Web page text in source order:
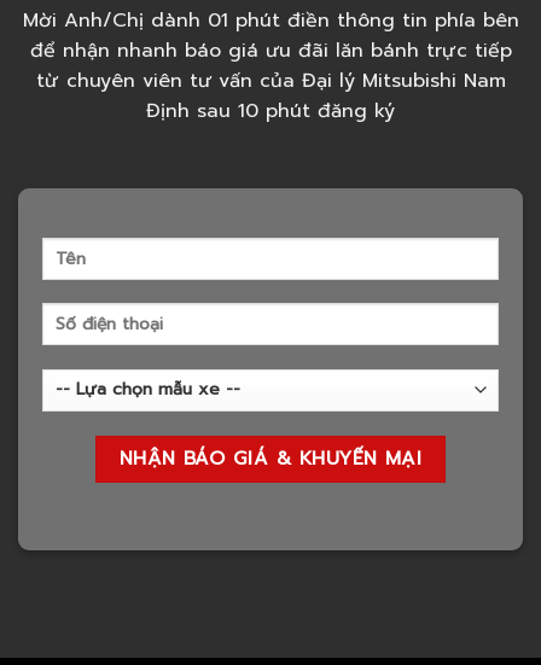
Mời Anh/Chị dành 01 phút điền thông tin phía bên
để nhận nhanh báo giá ưu đãi lăn bánh trực tiếp
từ chuyên viên tư vấn của Đại lý Mitsubishi Nam
Định sau 10 phút đăng ký